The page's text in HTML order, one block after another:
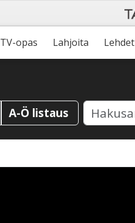
TV-opas Lahjoita Lehdet
A-Ö listaus